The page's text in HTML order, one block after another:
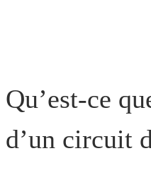
Qu’est-ce
d’un circuit